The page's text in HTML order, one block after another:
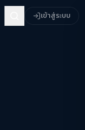
เข้าสู่ระบบ